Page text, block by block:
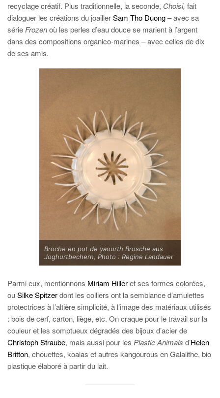
recyclage créatif. Plus traditionnelle, la seconde, Choisi, fait
dialoguer les créations du joaillerSam Tho Duong– avec sa
série Frozenoù les perles d’eau douce se marient à l’argent
dans des compositions organico-marines – avec celles de dix
de ses amis.
Broche en pot de yaourth Brosche aus
Joghurtbechern, Photo : Regine Landauer
Parmi eux, mentionnons Miriam Hilleret ses formes colorées,
ouSilke Spitzerdont les colliers ont la semblance d’amulettes
protectrices à l’altière simplicité, à l’image des matériaux utilisés
: bois de cerf, carton, liège, etc. On craque pour le travail sur la
couleur et les somptueux dégradés des bijoux d’acier de
Christoph Straube, mais aussi pour les Plastic Animals d’Helen
Britton, chouettes, koalas et autres kangourous en Galalithe, bio
plastique élaboré à partir du lait.